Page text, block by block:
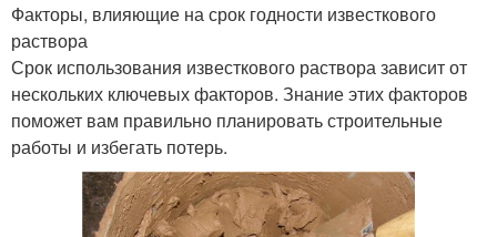
Факторы, влияющие на срок годности известкового
раствора
Срок использования известкового раствора зависит от
нескольких ключевых факторов. Знание этих факторов
поможет вам правильно планировать строительные
работы и избегать потерь.